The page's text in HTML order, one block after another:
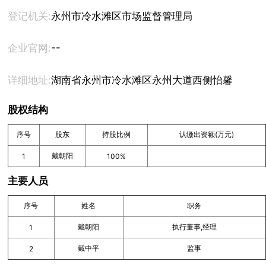
登记机关:永州市冷水滩区市场监督管理局
企业官网:--
详细地址:湖南省永州市冷水滩区永州大道西侧怡馨家园6
股权结构
序号 股东 持股比例 认缴出资额(万元)
1 戴朝阳 100%
主要人员
序号 姓名 职务
1 戴朝阳 执行董事,经理
2 戴中平 监事